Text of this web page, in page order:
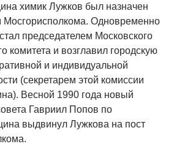
химик Лужков был назначен
Одновременно
председателем Московского
комитета и возглавил городскую
и индивидуальной
(секретарем этой комиссии
Весной 1990 года новый
Гавриил Попов по
выдвинул Лужкова на пост